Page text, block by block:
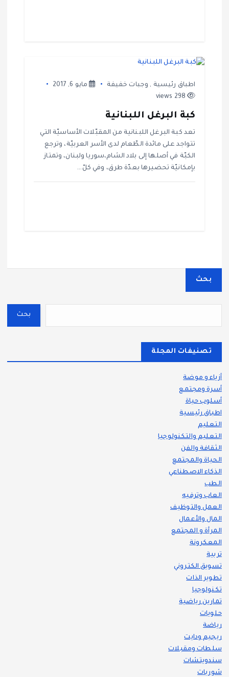
اطباق رئيسية , وجبات خفيفة
مايو 6, 2017
298 views
كبة البرغل اللبنانية
تعد كبة البرغل اللبنانية من المقبّلات الأساسيّة التي
تتواجد على مائدة الطّعام لدى الأسر العربيّة، وترجع
الكبّة في أصلها إلى بلاد الشام،سوريا ولبنان، وتمتاز
بإمكانيّة تحضيرها بعدّة طرق، وفي كلّ…
بحث
بحث
تصنيفات المجلة
أزياء و موضة
أسرة ومجتمع
أسلوب حياة
اطباق رئيسية
التعليم
التعليم والتكنولوجيا
الثقافة والفن
الحياة والمجتمع
الذكاء الاصطناعي
الطب
العاب وترفيه
العمل والتوظيف
المال والأعمال
المرأة و المجتمع
المعكرونة
تربية
تسويق الكتروني
تطوير الذات
تكنولوجيا
تمارين رياضية
حلويات
رياضة
ريجيم ودايت
سلطات ومقبلات
سندويتشات
شوربات